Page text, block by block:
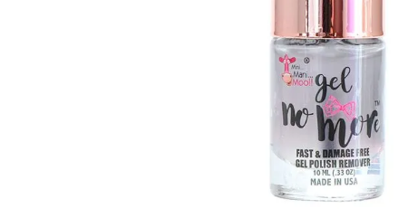
tinte
10. centella